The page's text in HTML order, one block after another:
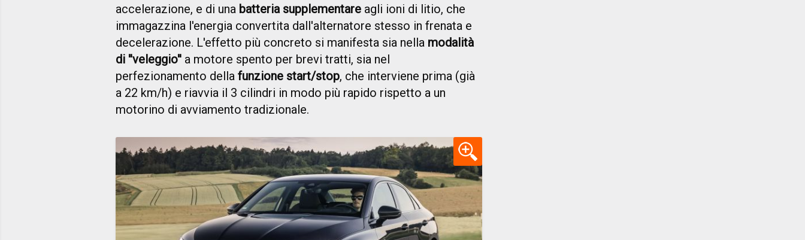
accelerazione, e di una batteria supplementare agli ioni di litio, che
immagazzina l'energia convertita dall'alternatore stesso in frenata e
decelerazione. L'effetto più concreto si manifesta sia nella modalità
di ''veleggio'' a motore spento per brevi tratti, sia nel
perfezionamento della funzione start/stop, che interviene prima (già
a 22 km/h) e riavvia il 3 cilindri in modo più rapido rispetto a un
motorino di avviamento tradizionale.